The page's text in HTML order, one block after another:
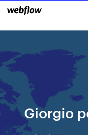
Giorgio